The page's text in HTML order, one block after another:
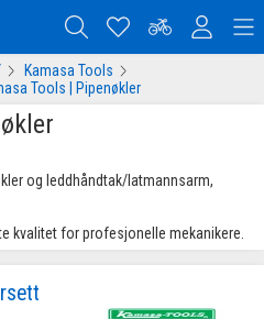
Kamasa Tools
Tools | Pipenøkler
og leddhåndtak/latmannsarm,
kvalitet for profesjonelle mekanikere.